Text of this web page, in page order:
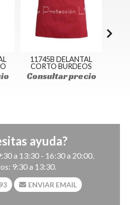
11745B DELANTAL
CORTO BURDEOS
Consultar precio
ayuda?
a 13:30 - 16:30 a 20:00.
9:30 a 13:30.
ENVIAR EMAIL